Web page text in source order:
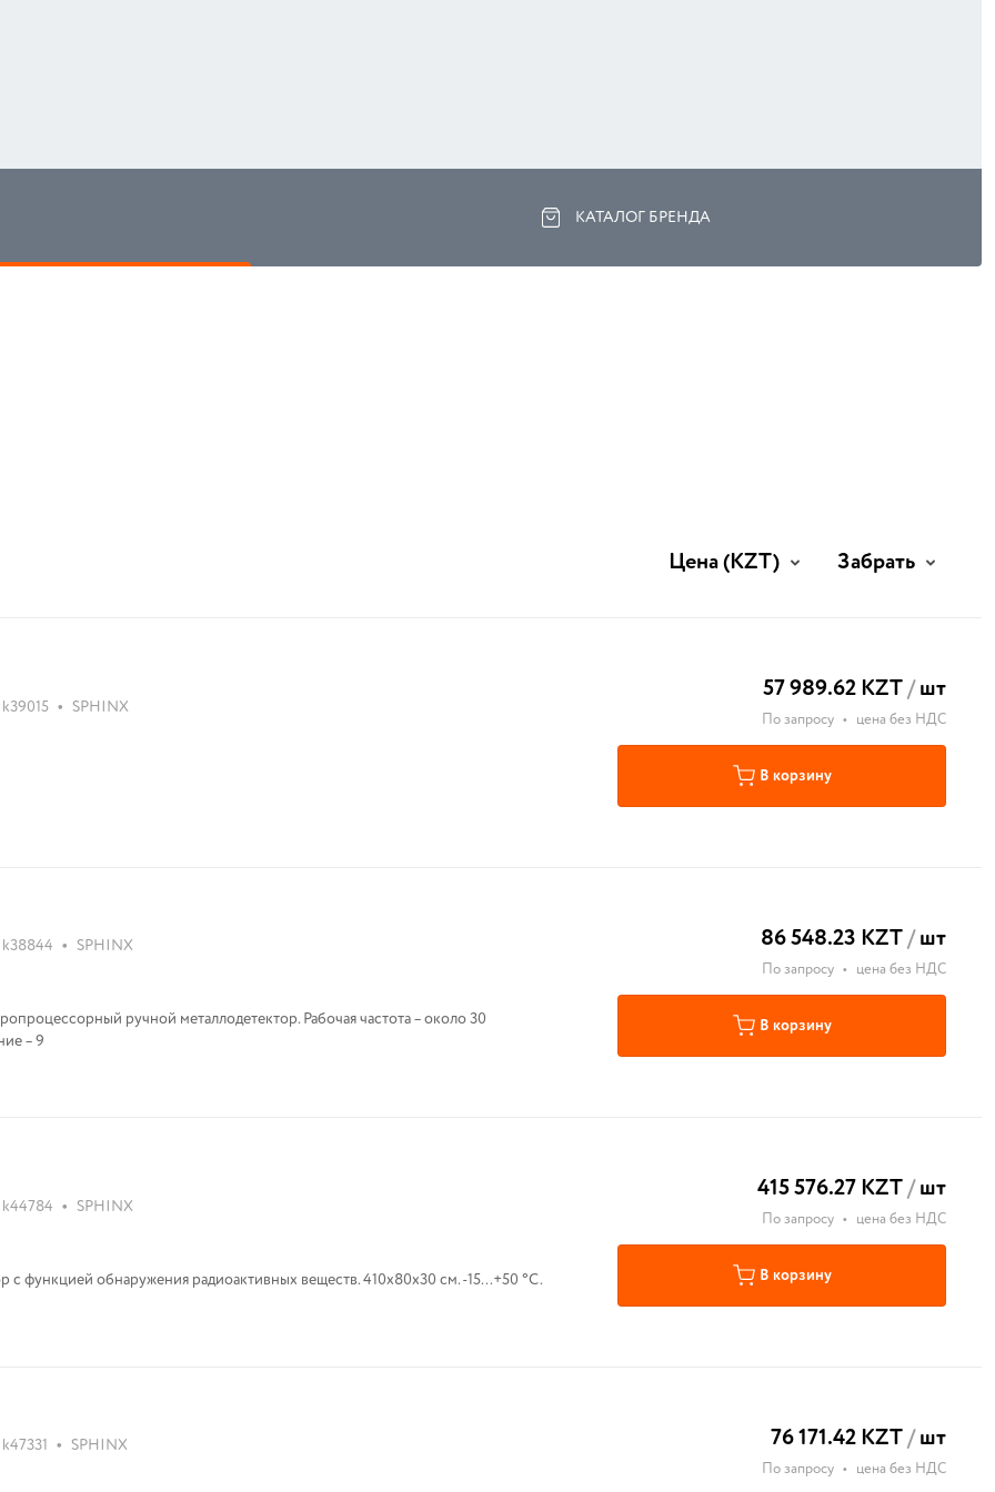
КАТАЛОГ БРЕНДА
Цена(KZT) Забрать
k39015 • SPHINX
57 989.62 KZT/шт
По запросу • цена без НДС
В корзину
k38844 • SPHINX
ручной металлодетектор. Рабочая частота – около 30
– 9
86 548.23 KZT/шт
По запросу • цена без НДС
В корзину
k44784 • SPHINX
функцией обнаружения радиоактивных веществ. 410x80x30 см. -15...+50 °С.
415 576.27 KZT/шт
По запросу • цена без НДС
В корзину
k47331 • SPHINX 76 171.42 KZT/шт
По запросу • цена без НДС